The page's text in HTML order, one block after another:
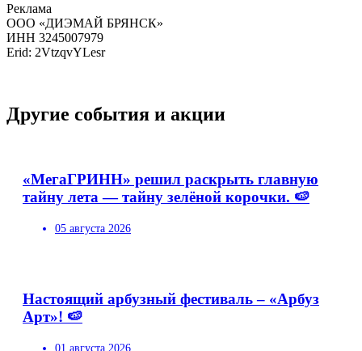
Реклама
ООО «ДИЭМАЙ БРЯНСК»
ИНН 3245007979
Erid: 2VtzqvYLesr
Другие события и акции
«МегаГРИНН» решил раскрыть главную
тайну лета — тайну зелёной корочки. 🍉
05 августа 2026
Настоящий арбузный фестиваль – «Арбуз
Арт»! 🍉
01 августа 2026